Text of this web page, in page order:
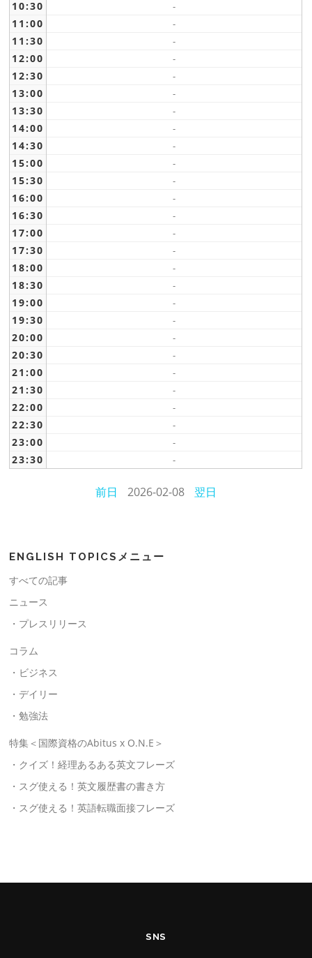
10:30 -
11:00 -
11:30 -
12:00 -
12:30 -
13:00 -
13:30 -
14:00 -
14:30 -
15:00 -
15:30 -
16:00 -
16:30 -
17:00 -
17:30 -
18:00 -
18:30 -
19:00 -
19:30 -
20:00 -
20:30 -
21:00 -
21:30 -
22:00 -
22:30 -
23:00 -
23:30 -
前日 2026-02-08 翌日
ENGLISH TOPICSメニュー
すべての記事
ニュース
・プレスリリース
コラム
・ビジネス
・デイリー
・勉強法
特集＜国際資格のAbitus x O.N.E＞
・クイズ！経理あるある英文フレーズ
・スグ使える！英文履歴書の書き方
・スグ使える！英語転職面接フレーズ
SNS